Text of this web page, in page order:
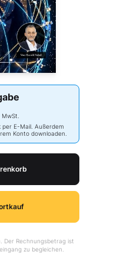
MwSt.
E-Mail. Außerdem
Konto downloaden.
Der Rechnungsbetrag ist
zu begleichen.